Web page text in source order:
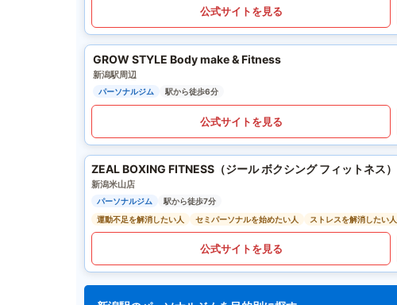
公式サイトを見る
GROW STYLE Body make & Fitness
新潟駅周辺
パーソナルジム 駅から徒歩6分
公式サイトを見る
ZEAL BOXING FITNESS（ジール ボクシング フィットネス）
新潟米山店
パーソナルジム
駅から徒歩7分
運動不足を解消したい人
セミパーソナルを始めたい人 ストレスを解消したい人
公式サイトを見る